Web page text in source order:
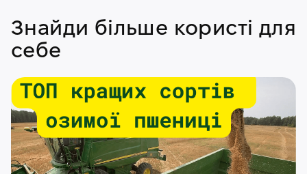
Знайди більше користі для
себе